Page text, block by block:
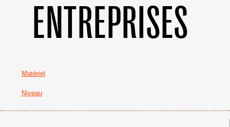
ENTREPRISES
Matériel
Niveau